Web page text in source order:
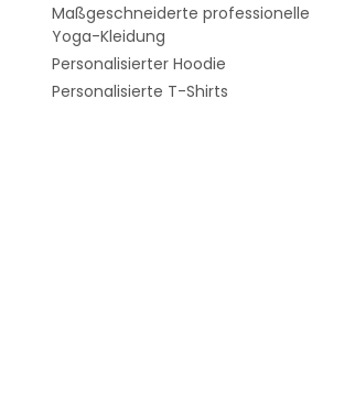
Maßgeschneiderte professionelle
Yoga-Kleidung
Personalisierter Hoodie
Personalisierte T-Shirts